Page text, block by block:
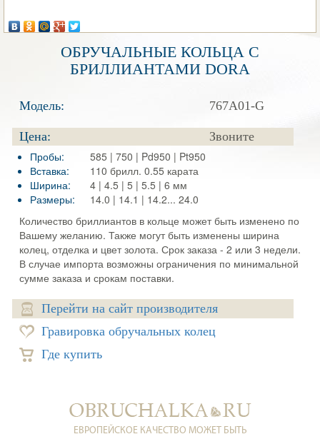
ОБРУЧАЛЬНЫЕ КОЛЬЦА С
БРИЛЛИАНТАМИ DORA
Модель: 767A01-G
Цена:
Звоните
Пробы:
585 | 750 | Pd950 | Pt950
Вставка:
110 брилл. 0.55 карата
Ширина:
4 | 4.5 | 5 | 5.5 | 6 мм
Размеры:
14.0 | 14.1 | 14.2... 24.0
Количество бриллиантов в кольце может быть изменено по
Вашему желанию. Также могут быть изменены ширина
колец, отделка и цвет золота. Срок заказа - 2 или 3 недели.
В случае импорта возможны ограничения по минимальной
сумме заказа и срокам поставки.
Перейти на сайт производителя
Гравировка обручальных колец
Где купить
ЕВРОПЕЙСКОЕ КАЧЕСТВО МОЖЕТ БЫТЬ